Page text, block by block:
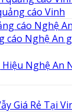
cáo Vinh
cáo Nghệ An
Nghệ An
Giá Rẻ Tại